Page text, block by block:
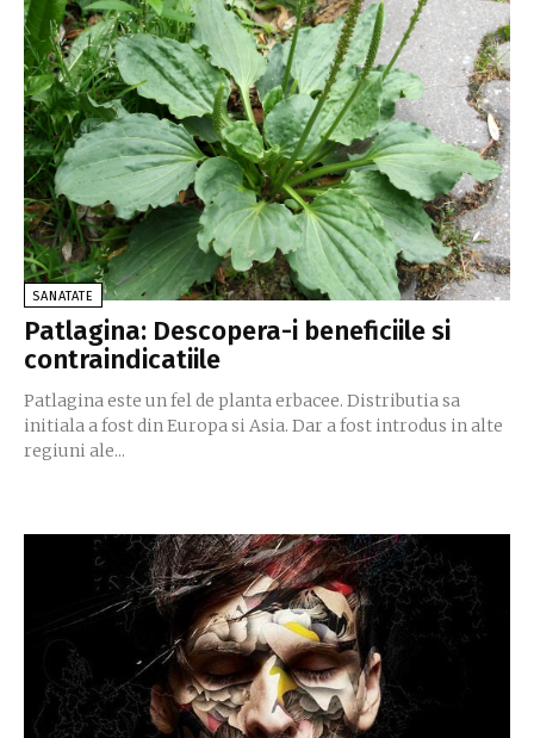
SANATATE
Patlagina: Descopera-i beneficiile si
contraindicatiile
Patlagina este un fel de planta erbacee. Distributia sa
initiala a fost din Europa si Asia. Dar a fost introdus in alte
regiuni ale...